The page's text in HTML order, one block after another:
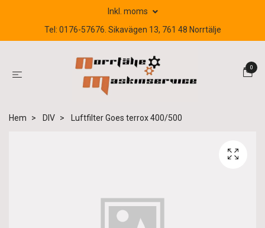
Inkl. moms
Tel: 0176-57676. Sikavägen 13, 761 48 Norrtälje
0
Hem DIV Luftfilter Goes terrox 400/500